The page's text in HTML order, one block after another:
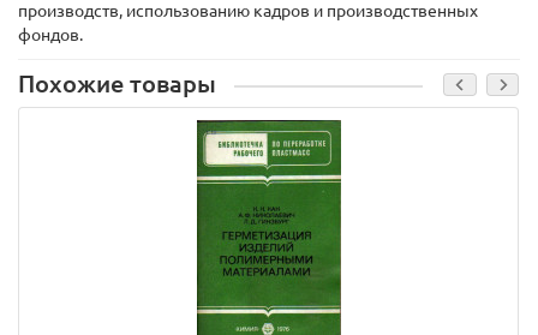
производств, использованию кадров и производственных
фондов.
Похожие товары